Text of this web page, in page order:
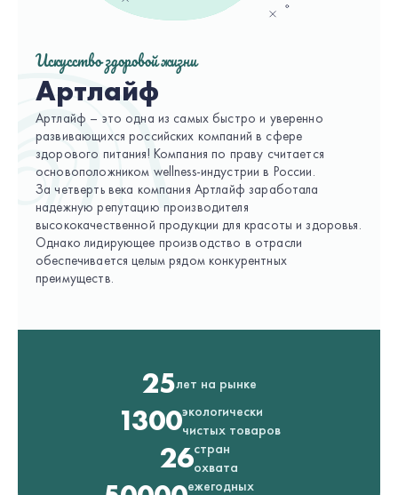
Искусство здоровой жизни
Артлайф
Артлайф – это одна из самых быстро и уверенно
развивающихся российских компаний в сфере
здорового питания! Компания по праву считается
основоположником wellness-индустрии в России.
За четверть века компания Артлайф заработала
надежную репутацию производителя
высококачественной продукции для красоты и здоровья.
Однако лидирующее производство в отрасли
обеспечивается целым рядом конкурентных
преимуществ.
25лет на рынке
1300экологически
чистых товаров
26стран
охвата
ежегодных